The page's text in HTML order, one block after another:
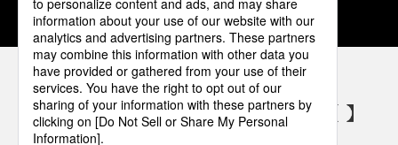
パナソニックの電気設備 SNSアカウント